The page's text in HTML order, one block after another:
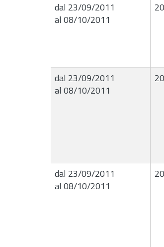
dal 23/09/2011
al 08/10/2011
dal 23/09/2011
al 08/10/2011
dal 23/09/2011
al 08/10/2011